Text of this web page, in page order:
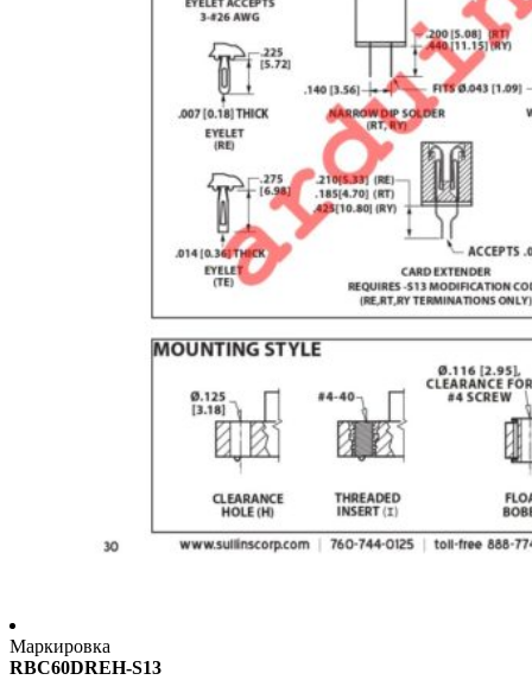
Маркировка
RBC60DREH-S13